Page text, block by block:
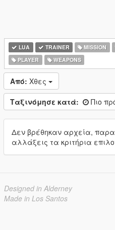
LUA TRAINER MISSION
PLAYER
WEAPONS
Από: Χθες
Ταξινόμησε κατά: Πιο
Δεν βρέθηκαν αρχεία,
αλλάξεις τα κριτήρια
Designed in Alderney
Made in Los Santos